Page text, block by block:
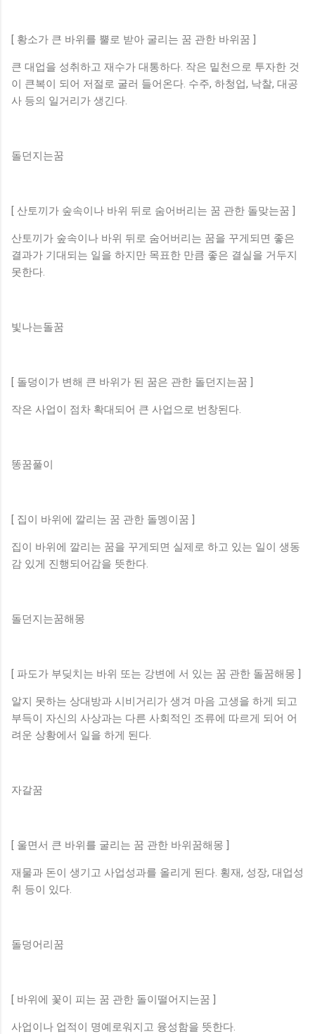
[ 황소가 큰 바위를 뿔로 받아 굴리는 꿈 관한 바위꿈 ]
큰 대업을 성취하고 재수가 대통하다. 작은 밑천으로 투자한 것
이 큰복이 되어 저절로 굴러 들어온다. 수주, 하청업, 낙찰, 대공
사 등의 일거리가 생긴다.
돌던지는꿈
[ 산토끼가 숲속이나 바위 뒤로 숨어버리는 꿈 관한 돌맞는꿈 ]
산토끼가 숲속이나 바위 뒤로 숨어버리는 꿈을 꾸게되면 좋은
결과가 기대되는 일을 하지만 목표한 만큼 좋은 결실을 거두지
못한다.
빛나는돌꿈
[ 돌덩이가 변해 큰 바위가 된 꿈은 관한 돌던지는꿈 ]
작은 사업이 점차 확대되어 큰 사업으로 번창된다.
똥꿈풀이
[ 집이 바위에 깔리는 꿈 관한 돌멩이꿈 ]
집이 바위에 깔리는 꿈을 꾸게되면 실제로 하고 있는 일이 생동
감 있게 진행되어감을 뜻한다.
돌던지는꿈해몽
[ 파도가 부딪치는 바위 또는 강변에 서 있는 꿈 관한 돌꿈해몽 ]
알지 못하는 상대방과 시비거리가 생겨 마음 고생을 하게 되고
부득이 자신의 사상과는 다른 사회적인 조류에 따르게 되어 어
려운 상황에서 일을 하게 된다.
자갈꿈
[ 울면서 큰 바위를 굴리는 꿈 관한 바위꿈해몽 ]
재물과 돈이 생기고 사업성과를 올리게 된다. 횡재, 성장, 대업성
취 등이 있다.
돌덩어리꿈
[ 바위에 꽃이 피는 꿈 관한 돌이떨어지는꿈 ]
사업이나 업적이 명예로워지고 융성함을 뜻한다.